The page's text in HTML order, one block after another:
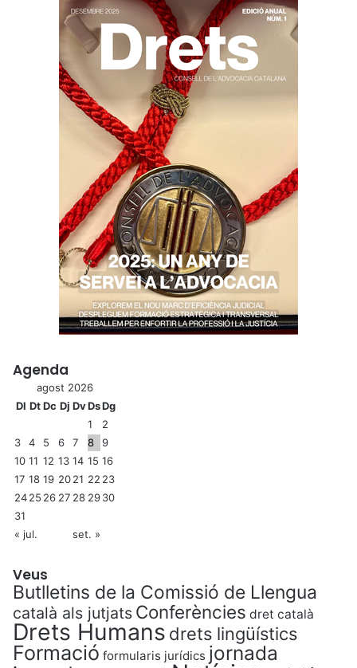
Agenda
agost 2026
Dl DtDc Dj DvDsDg
1
2
3
4 5 6 7 8
9
10 11 12 13 14 15 16
17 18 19 2021 22 23
2425 26 27 28 2930
31
« jul.
set. »
Veus
Butlletins de la Comissió de Llengua
català als jutjats Conferències dret català
Drets Humans drets lingüístics
Formació formularis jurídics jornada